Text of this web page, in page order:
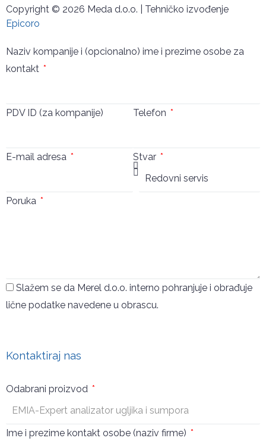
Copyright © 2026 Meda d.o.o. | Tehničko izvođenje
Epicoro
Naziv kompanije i (opcionalno) ime i prezime osobe za
kontakt
PDV ID (za kompanije) Telefon
E-mail adresa Stvar
Poruka
Slažem se da Merel d.o.o. interno pohranjuje i obrađuje
lične podatke navedene u obrascu.
Kontaktiraj nas
Odabrani proizvod
Ime i prezime kontakt osobe (naziv firme)